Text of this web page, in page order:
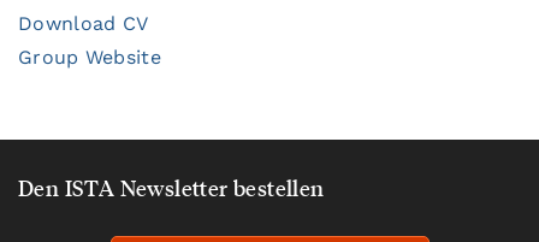
Download CV
Group Website
Den ISTA Newsletter bestellen